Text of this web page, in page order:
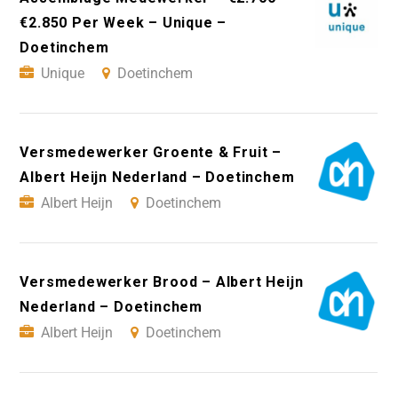
€2.850 Per Week – Unique –
Doetinchem
Unique
Doetinchem
Versmedewerker Groente & Fruit –
Albert Heijn Nederland – Doetinchem
Albert Heijn
Doetinchem
Versmedewerker Brood – Albert Heijn
Nederland – Doetinchem
Albert Heijn
Doetinchem